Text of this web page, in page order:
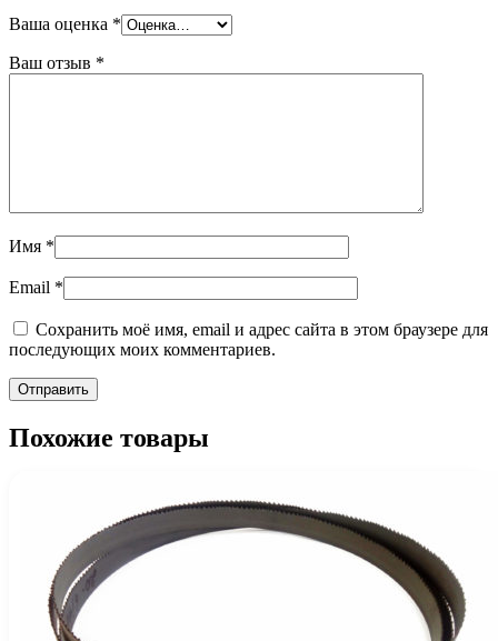
Ваша оценка *
Ваш отзыв *
Имя *
Email *
Сохранить моё имя, email и адрес сайта в этом браузере для
последующих моих комментариев.
Похожие товары